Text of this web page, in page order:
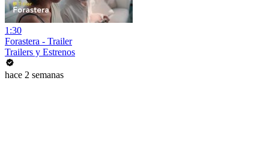
1:30
Forastera - Trailer
Trailers y Estrenos
hace 2 semanas